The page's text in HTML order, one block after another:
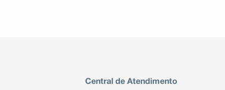
Central de Atendimento